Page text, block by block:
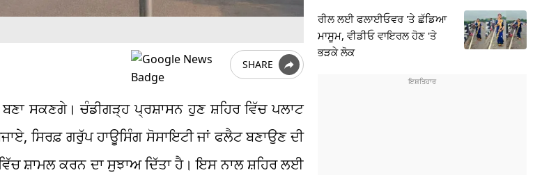
SHARE
ਸਕਣਗੇ। ਚੰਡੀਗੜ੍ਹ ਪ੍ਰਸ਼ਾਸਨ ਹੁਣ ਸ਼ਹਿਰ ਵਿੱਚ ਪਲਾਟ
ਸਿਰਫ਼ ਗਰੁੱਪ ਹਾਊਸਿੰਗ ਸੋਸਾਇਟੀ ਜਾਂ ਫਲੈਟ ਬਣਾਉਣ ਦੀ
ਸ਼ਾਮਲ ਕਰਨ ਦਾ ਸੁਝਾਅ ਦਿੱਤਾ ਹੈ। ਇਸ ਨਾਲ ਸ਼ਹਿਰ ਲਈ
ਰੀਲ ਲਈ ਫਲਾਈਓਵਰ 'ਤੇ ਛੱਡਿਆ
ਮਾਸੂਮ, ਵੀਡੀਓ ਵਾਇਰਲ ਹੋਣ 'ਤੇ
ਭੜਕੇ ਲੋਕ